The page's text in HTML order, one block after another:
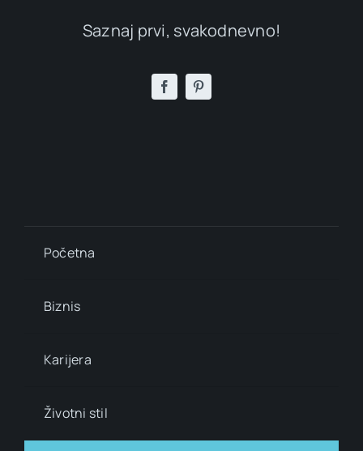
Saznaj prvi, svakodnevno!
Početna
Biznis
Karijera
Životni stil